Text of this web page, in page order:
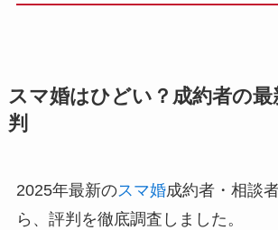
スマ婚はひどい？成約者の
判
2025年最新のスマ婚成約者・相談
ら、評判を徹底調査しました。